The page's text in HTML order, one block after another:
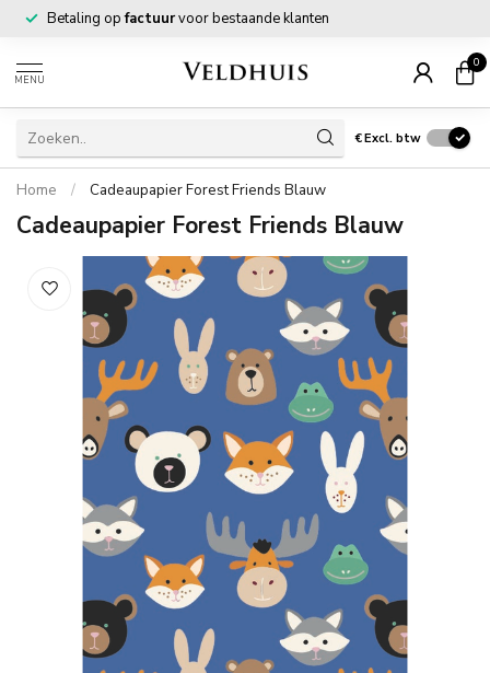
Betaling opfactuurvoor bestaande klanten
MENU
0
€Excl. btw
Home / Cadeaupapier Forest Friends Blauw
Cadeaupapier Forest Friends Blauw